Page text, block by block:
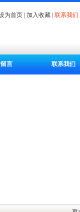
为首页 加入收藏 联系我们
言 联系我们